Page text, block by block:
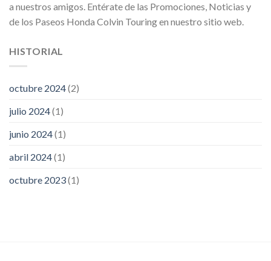
a nuestros amigos. Entérate de las Promociones, Noticias y
de los Paseos Honda Colvin Touring en nuestro sitio web.
HISTORIAL
octubre 2024(2)
julio 2024(1)
junio 2024(1)
abril 2024(1)
octubre 2023(1)